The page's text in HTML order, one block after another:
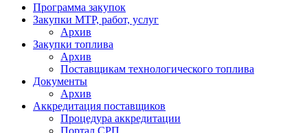
Программа закупок
Закупки МТР, работ, услуг
Архив
Закупки топлива
Архив
Поставщикам технологического топлива
Документы
Архив
Аккредитация поставщиков
Процедура аккредитации
Портал СРП